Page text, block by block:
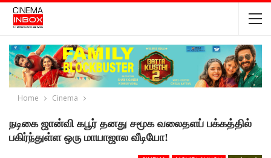
Home Cinema
நடிகை ஜான்வி கபூர் தனது சமூக வலைதளப் பக்கத்தில்
பகிர்ந்துள்ள ஒரு மாயாஜால வீடியோ!